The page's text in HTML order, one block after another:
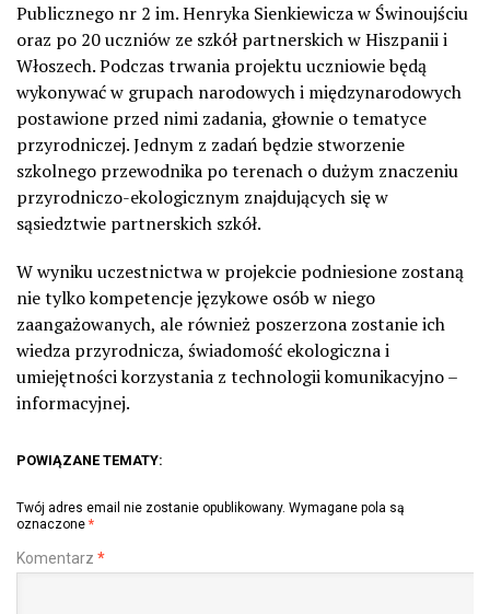
Publicznego nr 2 im. Henryka Sienkiewicza w Świnoujściu
oraz po 20 uczniów ze szkół partnerskich w Hiszpanii i
Włoszech. Podczas trwania projektu uczniowie będą
wykonywać w grupach narodowych i międzynarodowych
postawione przed nimi zadania, głownie o tematyce
przyrodniczej. Jednym z zadań będzie stworzenie
szkolnego przewodnika po terenach o dużym znaczeniu
przyrodniczo-ekologicznym znajdujących się w
sąsiedztwie partnerskich szkół.
W wyniku uczestnictwa w projekcie podniesione zostaną
nie tylko kompetencje językowe osób w niego
zaangażowanych, ale również poszerzona zostanie ich
wiedza przyrodnicza, świadomość ekologiczna i
umiejętności korzystania z technologii komunikacyjno –
informacyjnej.
POWIĄZANE TEMATY:
Twój adres email nie zostanie opublikowany. Wymagane pola są
oznaczone *
Komentarz *